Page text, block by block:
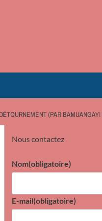
(PAR
Nous contactez
Nom(obligatoire)
E-mail(obligatoire)